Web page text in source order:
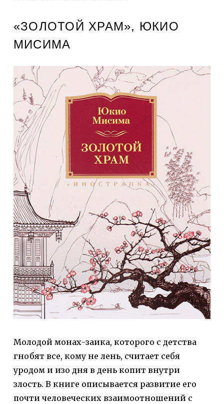
«ЗОЛОТОЙ ХРАМ», ЮКИО
МИСИМА
Молодой монах-заика, которого с детства
гнобят все, кому не лень, считает себя
уродом и изо дня в день копит внутри
злость. В книге описывается развитие его
почти человеческих взаимоотношений с